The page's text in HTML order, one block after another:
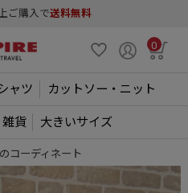
ご購入で送料無料
0
ャツ カットソー・ニット
貨 大きいサイズ
コーディネート